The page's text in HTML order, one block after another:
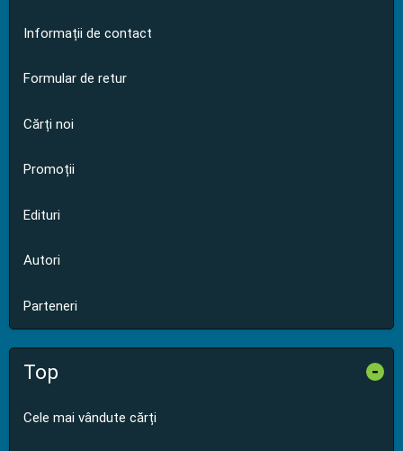
Informații de contact
Formular de retur
Cărți noi
Promoții
Edituri
Autori
Parteneri
Top -
Cele mai vândute cărți